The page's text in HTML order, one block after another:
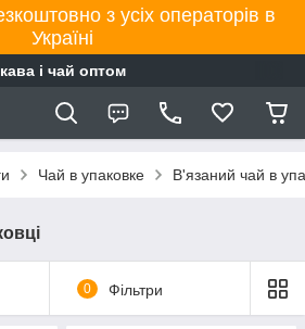
з усіх операторів в
Україні
і чай оптом
Чай в упаковке В'язаний чай в
0 Фільтри